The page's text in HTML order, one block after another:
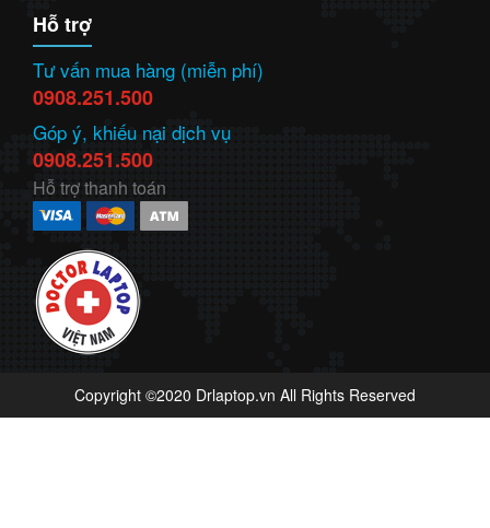
Hỗ trợ
Tư vấn mua hàng (miễn phí)
0908.251.500
Góp ý, khiếu nại dịch vụ
0908.251.500
Hỗ trợ thanh toán
Copyright ©2020 Drlaptop.vn All Rights Reserved